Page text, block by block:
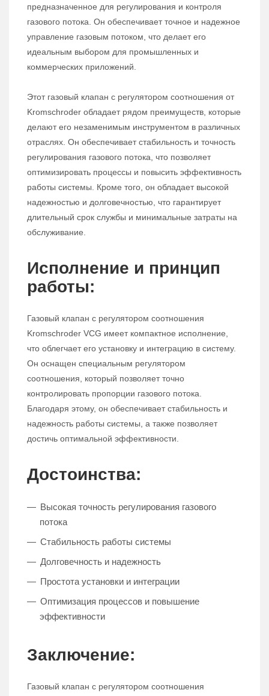
предназначенное для регулирования и контроля
газового потока. Он обеспечивает точное и надежное
управление газовым потоком, что делает его
идеальным выбором для промышленных и
коммерческих приложений.
Этот газовый клапан с регулятором соотношения от
Kromschroder обладает рядом преимуществ, которые
делают его незаменимым инструментом в различных
отраслях. Он обеспечивает стабильность и точность
регулирования газового потока, что позволяет
оптимизировать процессы и повысить эффективность
работы системы. Кроме того, он обладает высокой
надежностью и долговечностью, что гарантирует
длительный срок службы и минимальные затраты на
обслуживание.
Исполнение и принцип
работы:
Газовый клапан с регулятором соотношения
Kromschroder VCG имеет компактное исполнение,
что облегчает его установку и интеграцию в систему.
Он оснащен специальным регулятором
соотношения, который позволяет точно
контролировать пропорции газового потока.
Благодаря этому, он обеспечивает стабильность и
надежность работы системы, а также позволяет
достичь оптимальной эффективности.
Достоинства:
Высокая точность регулирования газового
потока
Стабильность работы системы
Долговечность и надежность
Простота установки и интеграции
Оптимизация процессов и повышение
эффективности
Заключение:
Газовый клапан с регулятором соотношения